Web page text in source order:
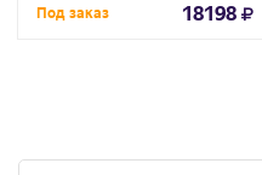
Под заказ 18198